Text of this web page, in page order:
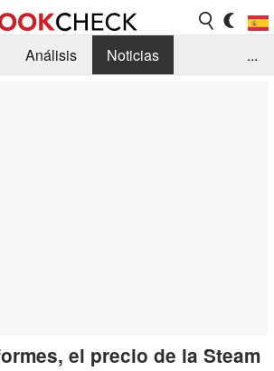
Análisis
Noticias
...
el precio de la Steam